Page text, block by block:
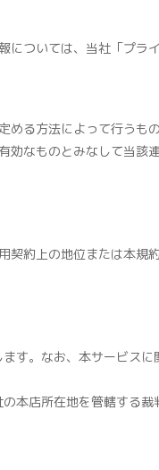
ついては、当社「プラ
める方法によって行う
効なものとみなして当
契約上の地位または本
す。なお、本サービス
本店所在地を管轄する裁